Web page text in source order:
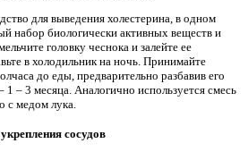
для выведения холестерина, в одном
набор биологически активных веществ и
головку чеснока и залейте ее
в холодильник на ночь. Принимайте
до еды, предварительно разбавив его
– 3 месяца. Аналогично используется смесь
с медом лука.
сосудов